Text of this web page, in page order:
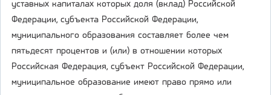
уставных капиталах которых доля (вклад) Российской
Федерации, субъекта Российской Федерации,
муниципального образования составляет более чем
пятьдесят процентов и (или) в отношении которых
Российская Федерация, субъект Российской Федерации,
муниципальное образование имеют право прямо или